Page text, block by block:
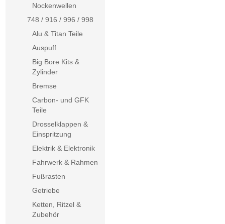
Nockenwellen
748 / 916 / 996 / 998
Alu & Titan Teile
Auspuff
Big Bore Kits &
Zylinder
Bremse
Carbon- und GFK
Teile
Drosselklappen &
Einspritzung
Elektrik & Elektronik
Fahrwerk & Rahmen
Fußrasten
Getriebe
Ketten, Ritzel &
Zubehör